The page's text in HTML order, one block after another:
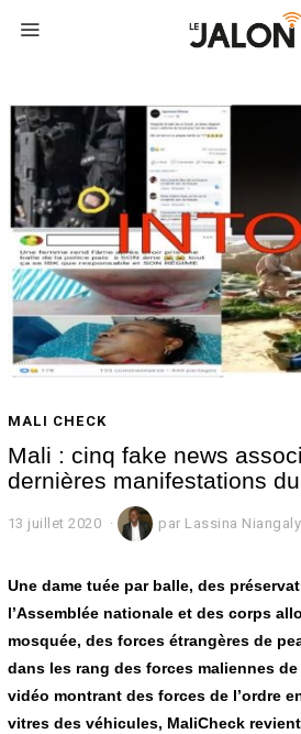
MALI CHECK
Mali : cinq fake news
dernières manifestations
13 juillet 2020
u
l
l
e
t
2
0
par Lassina Niangaly
Une dame tuée par balle, des
l’Assemblée nationale et des corps
mosquée, des forces étrangères de
dans les rang des forces maliennes
vidéo montrant des forces de l’ordre
vitres des véhicules, MaliCheck